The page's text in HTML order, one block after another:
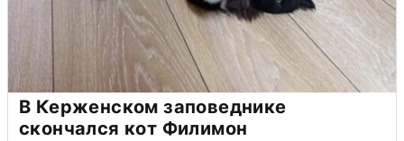
В Керженском заповеднике
скончался кот Филимон